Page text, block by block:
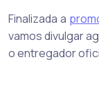
Finalizada a
vamos divulgar
o entregador